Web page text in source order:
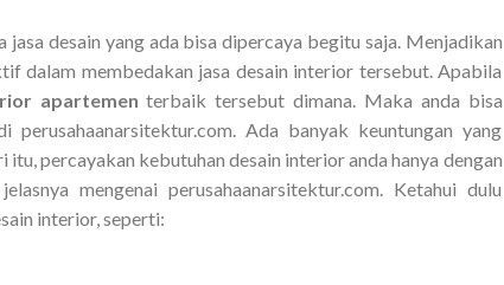
jasa desain yang ada bisa dipercaya begitu saja. Menjadikan
dalam membedakan jasa desain interior tersebut. Apabila
apartementerbaik tersebut dimana. Maka anda bisa
Ada banyak keuntungan yang
percayakan kebutuhan desain interior anda hanya dengan
mengenai perusahaanarsitektur.com. Ketahui dulu
interior, seperti: